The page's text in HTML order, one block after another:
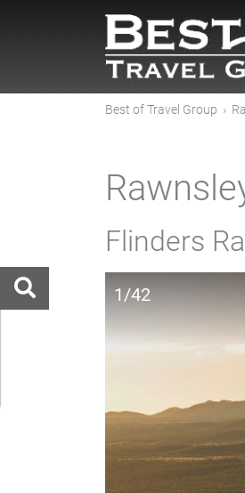
Best of Travel Group ›
Flinders
1/42